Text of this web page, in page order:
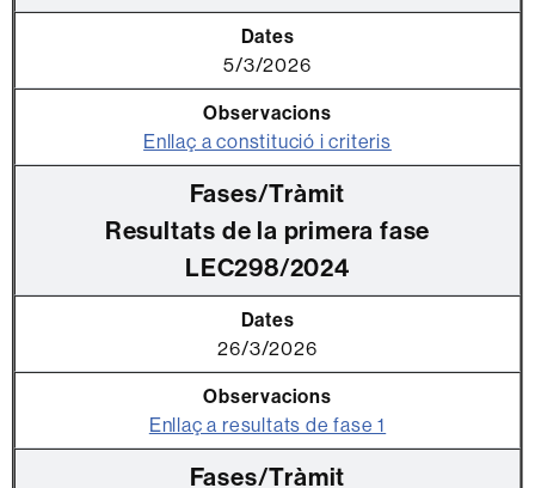
5/3/2026
Enllaç a constitució i criteris
Resultats de la primera fase
LEC298/2024
26/3/2026
Enllaç a resultats de fase 1